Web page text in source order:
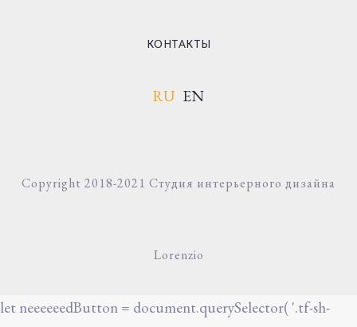
КОНТАКТЫ
RU EN
Copyright 2018-2021 Студия интерьерного дизайна
Lorenzio
let neeeeeedButton = document.querySelector( '.tf-sh-